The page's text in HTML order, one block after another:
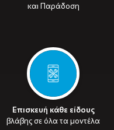
και Παράδοση
Επισκευή κάθε είδους
βλάβης σε όλα τα μοντέλα